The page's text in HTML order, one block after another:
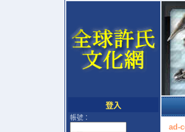
登入
帳號：
ad-